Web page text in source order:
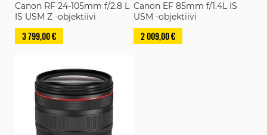
Canon RF 24-105mm f/2.8 L
IS USM Z -objektiivi
3 799,00 €
Canon EF 85mm f/1.4L IS
USM -objektiivi
2 009,00 €